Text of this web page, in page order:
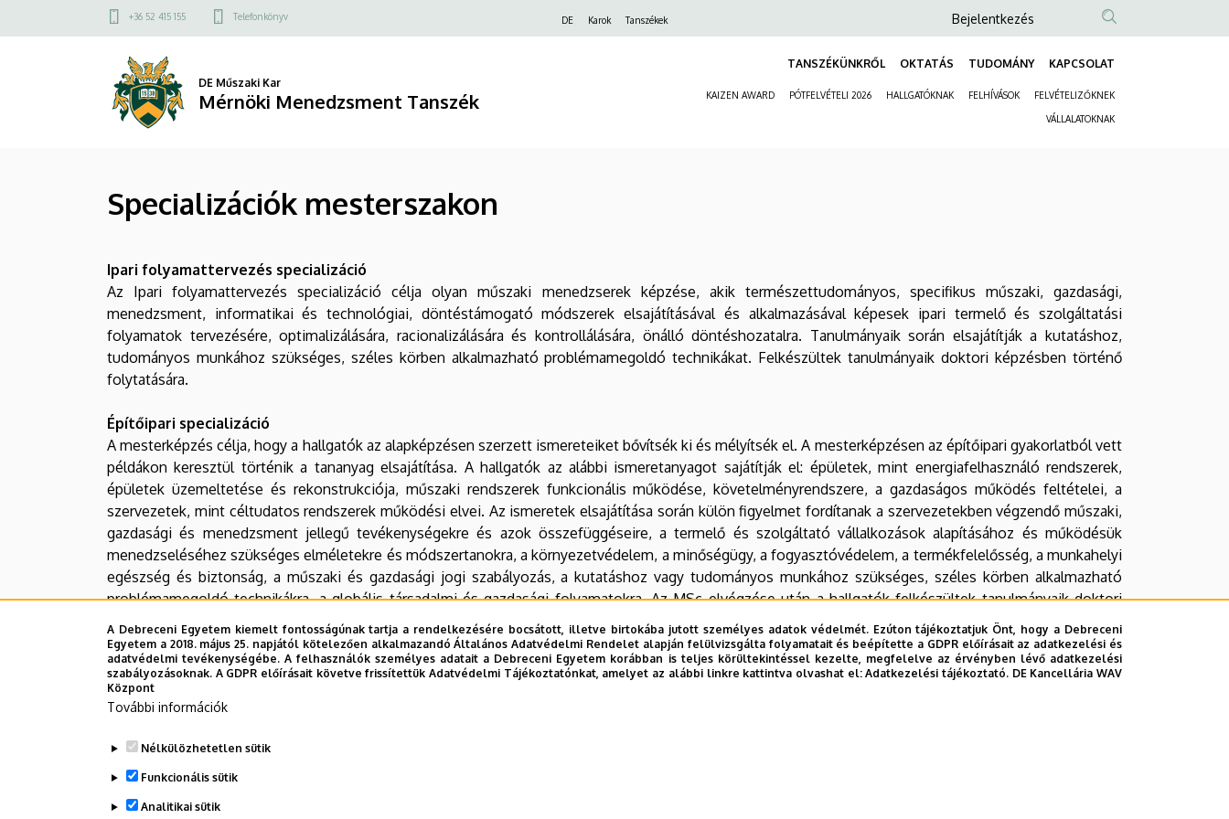
Specializációk
mesterszakon
Tanszék
a
Felső
menü
+36 52 415 155 Telefonkönyv DE Karok Tanszékek
Anonim
fiók
menüje
Bejelentkezés
DE Műszaki Kar
Mérnöki Menedzsment Tanszék
TANSZÉKÜNKRŐL OKTATÁS TUDOMÁNY KAPCSOLAT
KAIZEN AWARD PÓTFELVÉTELI 2026 HALLGATÓKNAK FELHÍVÁSOK FELVÉTELIZŐKNEK
VÁLLALATOKNAK
Specializációk mesterszakon
Ipari folyamattervezés specializáció
Az Ipari folyamattervezés specializáció célja olyan műszaki menedzserek képzése, akik természettudományos, specifikus műszaki, gazdasági,
menedzsment, informatikai és technológiai, döntéstámogató módszerek elsajátításával és alkalmazásával képesek ipari termelő és szolgáltatási
folyamatok tervezésére, optimalizálására, racionalizálására és kontrollálására, önálló döntéshozatalra. Tanulmányaik során elsajátítják a kutatáshoz,
tudományos munkához szükséges, széles körben alkalmazható problémamegoldó technikákat. Felkészültek tanulmányaik doktori képzésben történő
folytatására.
Építőipari specializáció
A mesterképzés célja, hogy a hallgatók az alapképzésen szerzett ismereteiket bővítsék ki és mélyítsék el. A mesterképzésen az építőipari gyakorlatból vett
példákon keresztül történik a tananyag elsajátítása. A hallgatók az alábbi ismeretanyagot sajátítják el: épületek, mint energiafelhasználó rendszerek,
épületek üzemeltetése és rekonstrukciója, műszaki rendszerek funkcionális működése, követelményrendszere, a gazdaságos működés feltételei, a
szervezetek, mint céltudatos rendszerek működési elvei. Az ismeretek elsajátítása során külön figyelmet fordítanak a szervezetekben végzendő műszaki,
gazdasági és menedzsment jellegű tevékenységekre és azok összefüggéseire, a termelő és szolgáltató vállalkozások alapításához és működésük
menedzseléséhez szükséges elméletekre és módszertanokra, a környezetvédelem, a minőségügy, a fogyasztóvédelem, a termékfelelősség, a munkahelyi
egészség és biztonság, a műszaki és gazdasági jogi szabályozás, a kutatáshoz vagy tudományos munkához szükséges, széles körben alkalmazható
problémamegoldó technikákra, a globális társadalmi és gazdasági folyamatokra. Az MSc elvégzése után a hallgatók felkészültek tanulmányaik doktori
Anyagmozgatás és logisztika specializáció
A mesterképzésen belül az Anyagmozgatás és logisztika specializáció célja olyan műszaki menedzserek képzése, akik természettudományos, specifikus
műszaki, gazdasági, menedzsment, informatikai és ipari, közlekedési technológiai ismereteik birtokában alkalmasak a vállalatokon belüli és a vállalatok
rakodási, anyagellátási, anyagbeszerzési, áruelosztási, hulladékkezelési) folyamatok és rendszerek elemzésére, tervezésére, szervezésére és irányítására.
Képesek a logisztikai rendszerek elemeit képező logisztikai gépek, eszközök, fejlesztésére, minőségellenőrzésében való közreműködésre,
üzemeltetésükre. Felkészültek tanulmányok doktori képzésben történő folytatására.
A Debreceni Egyetem kiemelt fontosságúnak tartja a rendelkezésére bocsátott, illetve birtokába jutott személyes adatok védelmét. Ezúton tájékoztatjuk Önt, hogy a Debreceni
Egyetem a 2018. május 25. napjától kötelezően alkalmazandó Általános Adatvédelmi Rendelet alapján felülvizsgálta folyamatait és beépítette a GDPR előírásait az adatkezelési és
adatvédelmi tevékenységébe. A felhasználók személyes adatait a Debreceni Egyetem korábban is teljes körültekintéssel kezelte, megfelelve az érvényben lévő adatkezelési
szabályozásoknak. A GDPR előírásait követve frissítettük Adatvédelmi Tájékoztatónkat, amelyet az alábbi linkre kattintva olvashat el:Adatkezelési tájékoztató. DE Kancellária WAV
Központ
További információk
Nélkülözhetetlen sütik
Funkcionális sütik
Analitikai sütik